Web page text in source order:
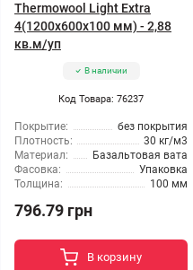
Thermowool Light Extra
4(1200x600x100 мм) - 2,88
кв.м/уп
В наличии
Код Товара: 76237
Покрытие:
без покрытия
Плотность:
30 кг/м3
Материал:
Базальтовая вата
Фасовка:
Упаковка
Толщина:
100 мм
796.79 грн
В корзину